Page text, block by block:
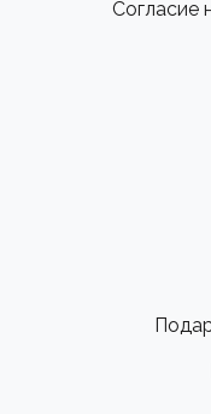
Согласие